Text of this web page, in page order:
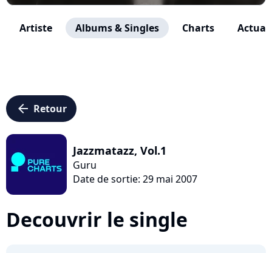
Artiste Albums & Singles Charts
arrow_left Retour
Jazzmatazz, Vol.1
Guru
Date de sortie: 29 mai 2007
Decouvrir le single